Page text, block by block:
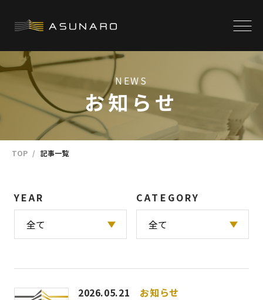
NEWS
お知らせ
TOP 記事一覧
YEAR CATEGORY
2026.05.21
お知らせ